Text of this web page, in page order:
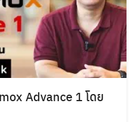
Advance 1 โดย